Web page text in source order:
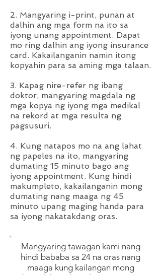
2. Mangyaring i-print, punan at
dalhin ang mga form na ito sa
iyong unang appointment. Dapat
mo ring dalhin ang iyong insurance
card. Kakailanganin namin itong
kopyahin para sa aming mga talaan.
3. Kapag nire-refer ng ibang
doktor, mangyaring magdala ng
mga kopya ng iyong mga medikal
na rekord at mga resulta ng
pagsusuri.
4. Kung natapos mo na ang lahat
ng papeles na ito, mangyaring
dumating 15 minuto bago ang
iyong appointment. Kung hindi
makumpleto, kakailanganin mong
dumating nang maaga ng 45
minuto upang maging handa para
sa iyong nakatakdang oras.
Mangyaring tawagan kami nang
hindi bababa sa 24 na oras nang
maaga kung kailangan mong